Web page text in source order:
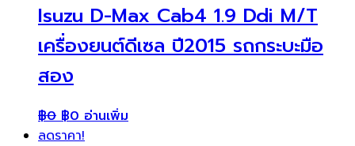
Isuzu D-Max Cab4 1.9 Ddi M/T
เครื่องยนต์ดีเซล ปี2015 รถกระบะมือ
สอง
฿0 ฿0 อ่านเพิ่ม
ลดราคา!